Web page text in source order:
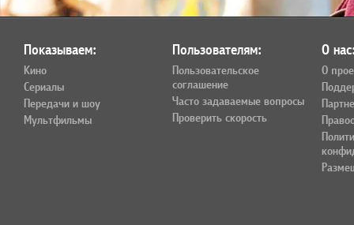
Показываем:
Кино
Сериалы
Передачи и шоу
Мультфильмы
Пользователям:
Пользовательское
соглашение
Часто задаваемые вопросы
Проверить скорость
О
О